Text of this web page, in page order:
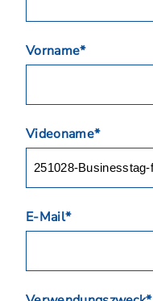
Vorname*
Videoname*
E-Mail*